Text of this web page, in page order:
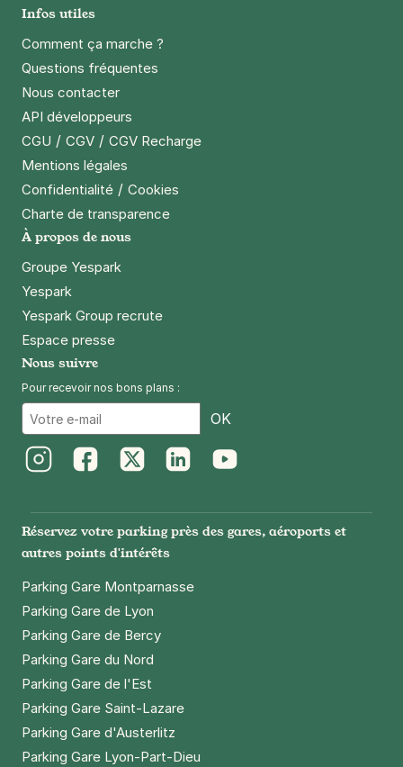
Infos utiles
Comment ça marche ?
Questions fréquentes
Nous contacter
API développeurs
CGU / CGV / CGV Recharge
Mentions légales
Confidentialité / Cookies
Charte de transparence
À propos de nous
Groupe Yespark
Yespark
Yespark Group recrute
Espace presse
Nous suivre
Pour recevoir nos bons plans :
OK
Réservez votre parking près des gares, aéroports et
autres points d'intérêts
Parking Gare Montparnasse
Parking Gare de Lyon
Parking Gare de Bercy
Parking Gare du Nord
Parking Gare de l'Est
Parking Gare Saint-Lazare
Parking Gare d'Austerlitz
Parking Gare Lyon-Part-Dieu